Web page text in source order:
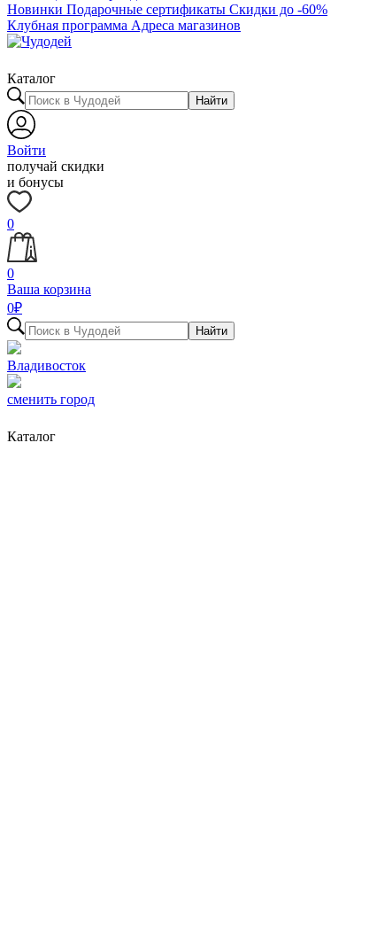
Новинки Подарочные сертификаты Скидки до -60%
Клубная программа Адреса магазинов
Каталог
Найти
Войти
получай скидки
и бонусы
0
0
Ваша корзина
0₽
Найти
Владивосток
сменить город
Каталог